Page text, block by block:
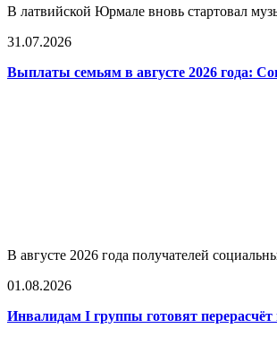
В латвийской Юрмале вновь стартовал
31.07.2026
Выплаты семьям в августе 2026 года:
В августе 2026 года получателей
01.08.2026
Инвалидам I группы готовят